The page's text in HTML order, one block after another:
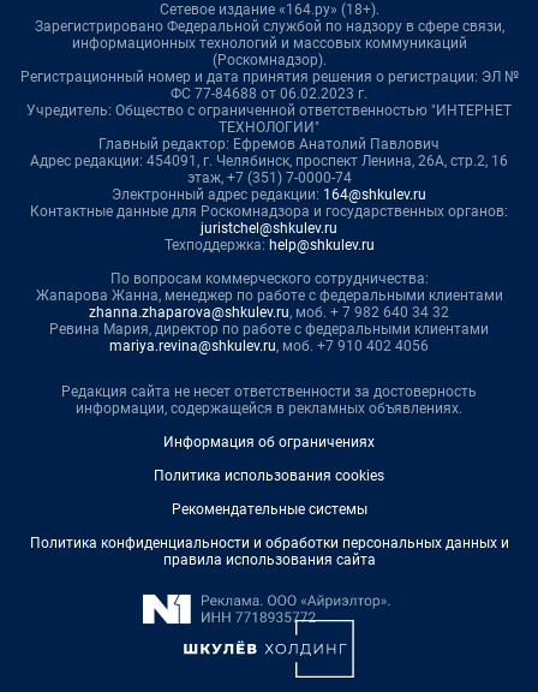
Сетевое издание «164.ру» (18+).
Зарегистрировано Федеральной службой по надзору в сфере связи,
информационных технологий и массовых коммуникаций
(Роскомнадзор).
Регистрационный номер и дата принятия решения о регистрации: ЭЛ №
ФС 77-84688 от 06.02.2023 г.
Учредитель: Общество с ограниченной ответственностью "ИНТЕРНЕТ
ТЕХНОЛОГИИ"
Главный редактор: Ефремов Анатолий Павлович
Адрес редакции: 454091, г. Челябинск, проспект Ленина, 26А, стр.2, 16
этаж, +7 (351) 7-0000-74
Электронный адрес редакции: 164@shkulev.ru
Контактные данные для Роскомнадзора и государственных органов:
juristchel@shkulev.ru
Техподдержка: help@shkulev.ru
По вопросам коммерческого сотрудничества:
Жапарова Жанна, менеджер по работе с федеральными клиентами
zhanna.zhaparova@shkulev.ru, моб. + 7 982 640 34 32
Ревина Мария, директор по работе с федеральными клиентами
mariya.revina@shkulev.ru, моб. +7 910 402 4056
Редакция сайта не несет ответственности за достоверность
информации, содержащейся в рекламных объявлениях.
Информация об ограничениях
Политика использования cookies
Рекомендательные системы
Политика конфиденциальности и обработки персональных данных и
правила использования сайта